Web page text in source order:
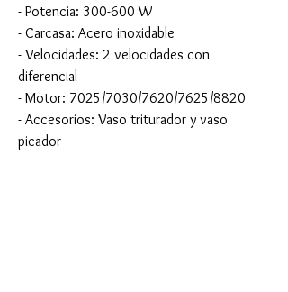
- Potencia: 300-600 W
- Carcasa: Acero inoxidable
- Velocidades: 2 velocidades con
diferencial
- Motor: 7025/7030/7620/7625/8820
- Accesorios: Vaso triturador y vaso
picador